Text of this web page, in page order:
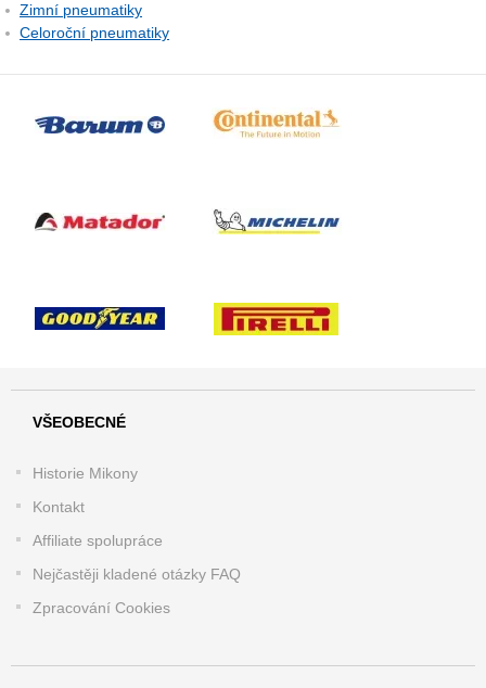
Zimní pneumatiky
Celoroční pneumatiky
VŠEOBECNÉ
Historie Mikony
Kontakt
Affiliate spolupráce
Nejčastěji kladené otázky FAQ
Zpracování Cookies